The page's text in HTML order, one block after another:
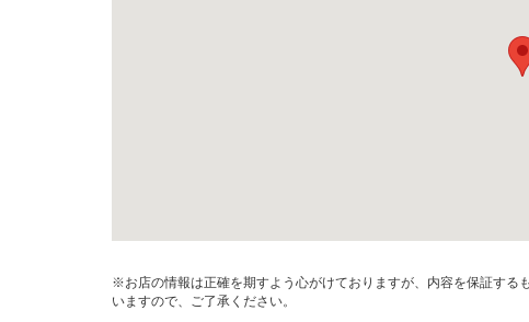
※お店の情報は正確を期すよう心がけておりますが、内容を保証する
いますので、ご了承ください。